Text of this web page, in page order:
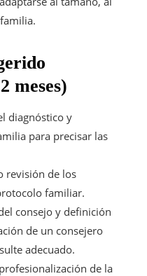
meses)
diagnóstico y
para precisar las
revisión de los
familiar.
consejo y definición
de un consejero
adecuado.
de la